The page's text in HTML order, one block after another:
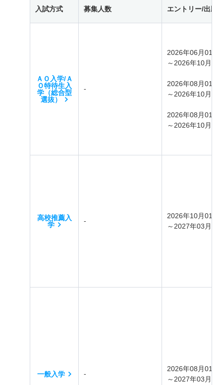
入試方式 募集人数 エントリー/出願
ＡＯ入学/Ａ
Ｏ特待生入
学（総合型
選抜）
-
2026年06月01日
～2026年10月31
2026年08月01日
～2026年10月31
2026年08月01日
～2026年10月09
高校推薦入
学
-
2026年10月01日
～2027年03月31
一般入学 -
2026年08月01日
～2027年03月31